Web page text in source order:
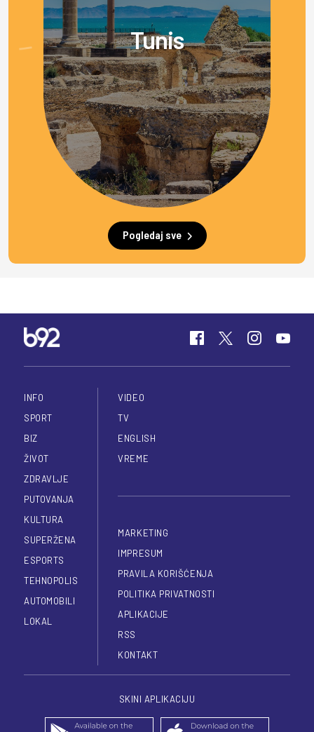
Tunis
Pogledaj sve
INFO
SPORT
BIZ
ŽIVOT
ZDRAVLJE
PUTOVANJA
KULTURA
SUPERŽENA
ESPORTS
TEHNOPOLIS
AUTOMOBILI
LOKAL
VIDEO
TV
ENGLISH
VREME
MARKETING
IMPRESUM
PRAVILA KORIŠĆENJA
POLITIKA PRIVATNOSTI
APLIKACIJE
RSS
KONTAKT
SKINI APLIKACIJU